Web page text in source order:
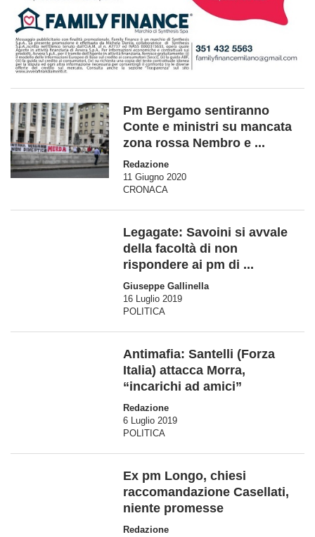
Pm Bergamo sentiranno
Conte e ministri su mancata
zona rossa Nembro e ...
Redazione
11 Giugno 2020
CRONACA
Legagate: Savoini si avvale
della facoltà di non
rispondere ai pm di ...
Giuseppe Gallinella
16 Luglio 2019
POLITICA
Antimafia: Santelli (Forza
Italia) attacca Morra,
“incarichi ad amici”
Redazione
6 Luglio 2019
POLITICA
Ex pm Longo, chiesi
raccomandazione Casellati,
niente promesse
Redazione